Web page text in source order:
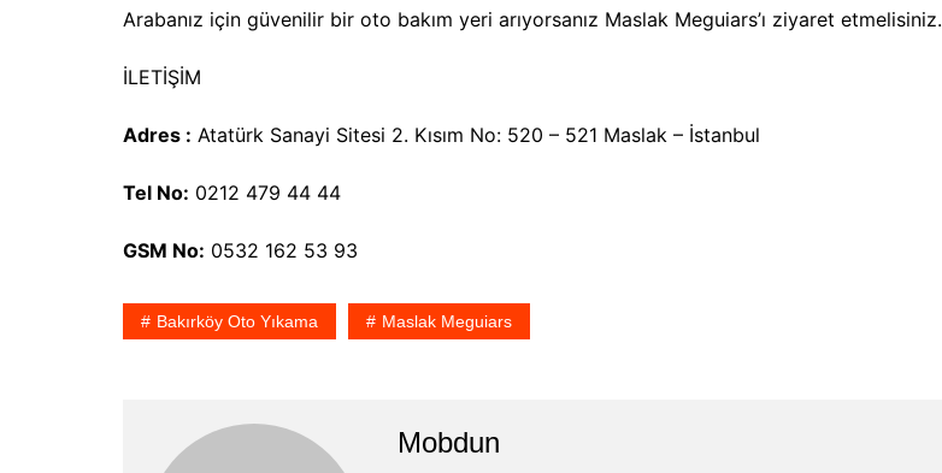
Arabanız için güvenilir bir oto bakım yeri arıyorsanız Maslak Meguiars’ı ziyaret etmelisiniz.
İLETİŞİM
Adres : Atatürk Sanayi Sitesi 2. Kısım No: 520 – 521 Maslak – İstanbul
Tel No: 0212 479 44 44
GSM No: 0532 162 53 93
Bakırköy Oto Yıkama Maslak Meguiars
Mobdun